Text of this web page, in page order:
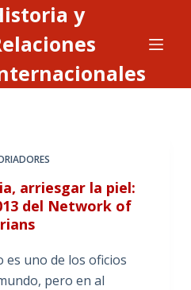
y
arriesgar la piel:
del Network of
es uno de los oficios
pero en al